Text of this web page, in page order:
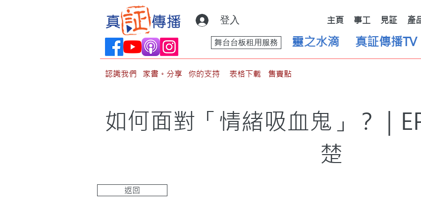
登入 主頁 事工 見証 產
靈之水滴
舞台台板租用服務 真証傳播TV
認識我們 家書。分享 你的支持 表格下載 售賣點
如何面對「情緒吸血鬼」？｜
楚
返回